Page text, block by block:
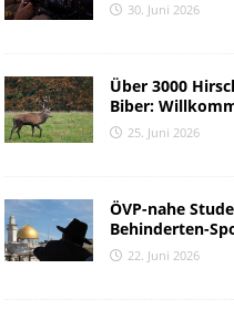
30. Juni 2026
Über 3000
Biber:
25. Juni 2026
ÖVP-nahe
Behinderten-
22. Juni 2026